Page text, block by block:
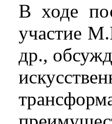
В ходе
участие
др.,